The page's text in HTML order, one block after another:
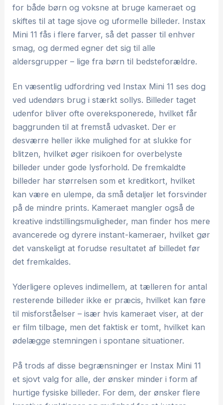
for både børn og voksne at bruge kameraet og
skiftes til at tage sjove og uformelle billeder. Instax
Mini 11 fås i flere farver, så det passer til enhver
smag, og dermed egner det sig til alle
aldersgrupper – lige fra børn til bedsteforældre.
En væsentlig udfordring ved Instax Mini 11 ses dog
ved udendørs brug i stærkt sollys. Billeder taget
udenfor bliver ofte overeksponerede, hvilket får
baggrunden til at fremstå udvasket. Der er
desværre heller ikke mulighed for at slukke for
blitzen, hvilket øger risikoen for overbelyste
billeder under gode lysforhold. De fremkaldte
billeder har størrelsen som et kreditkort, hvilket
kan være en ulempe, da små detaljer let forsvinder
på de mindre prints. Kameraet mangler også de
kreative indstillingsmuligheder, man finder hos mere
avancerede og dyrere instant-kameraer, hvilket gør
det vanskeligt at forudse resultatet af billedet før
det fremkaldes.
Yderligere opleves indimellem, at tælleren for antal
resterende billeder ikke er præcis, hvilket kan føre
til misforståelser – især hvis kameraet viser, at der
er film tilbage, men det faktisk er tomt, hvilket kan
ødelægge stemningen i spontane situationer.
På trods af disse begrænsninger er Instax Mini 11
et sjovt valg for alle, der ønsker minder i form af
hurtige fysiske billeder. For dem, der ønsker flere